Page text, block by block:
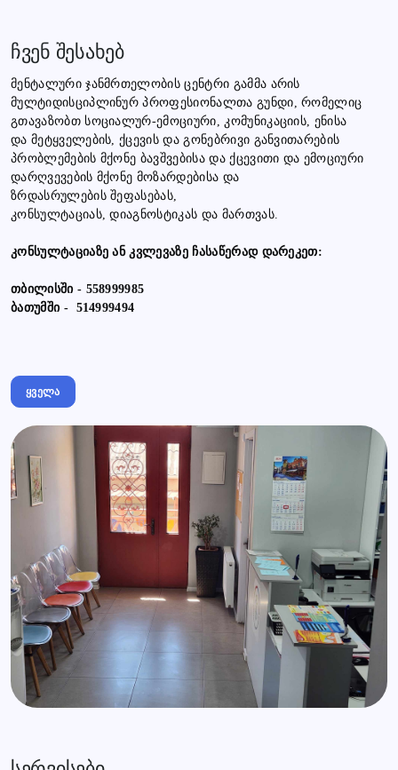
ჩვენ შესახებ
მენტალური ჯანმრთელობის ცენტრი გამმა არის
მულტიდისციპლინურ პროფესიონალთა გუნდი, რომელიც
გთავაზობთ სოციალურ-ემოციური, კომუნიკაციის, ენისა
და მეტყველების, ქცევის და გონებრივი განვითარების
პრობლემების მქონე ბავშვებისა და ქცევითი და ემოციური
დარღვევების მქონე მოზარდებისა და
ზრდასრულების შეფასებას,
კონსულტაციას, დიაგნოსტიკას და მართვას.
კონსულტაციაზე ან კვლევაზე ჩასაწერად დარეკეთ:
თბილისში - 558999985
ბათუმში - 514999494
ყველა